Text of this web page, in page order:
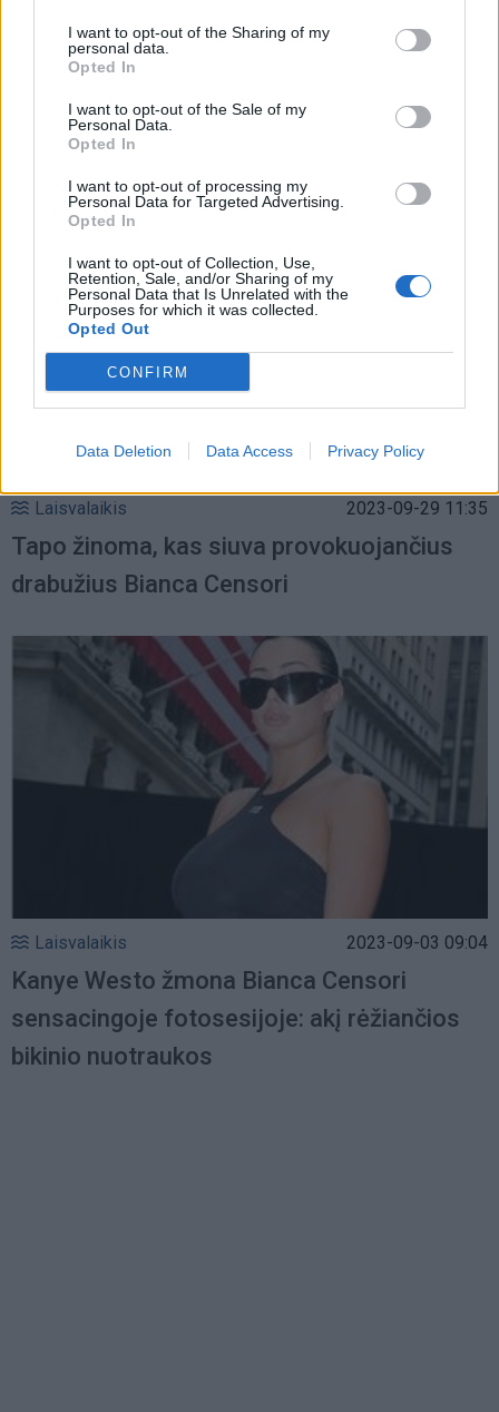
I want to opt-out of the Sharing of my
personal data.
Opted In
I want to opt-out of the Sale of my
Personal Data.
Opted In
I want to opt-out of processing my
Personal Data for Targeted Advertising.
Opted In
I want to opt-out of Collection, Use,
Retention, Sale, and/or Sharing of my
Personal Data that Is Unrelated with the
Purposes for which it was collected.
Opted Out
CONFIRM
Data Deletion Data Access Privacy Policy
Žmonės 2024-03-26 14:13
Bianca Censori pasipuošė kailiniais per
vakarienę su Kanye ir North West:
atskleista priežastis, kodėl
Laisvalaikis 2023-09-29 11:35
Tapo žinoma, kas siuva provokuojančius
drabužius Bianca Censori
Laisvalaikis 2023-09-03 09:04
Kanye Westo žmona Bianca Censori
sensacingoje fotosesijoje: akį rėžiančios
bikinio nuotraukos